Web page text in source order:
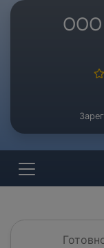
ООО